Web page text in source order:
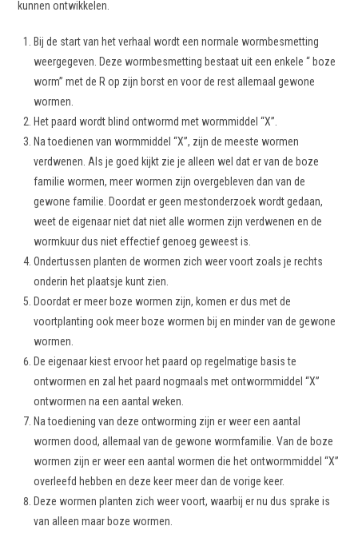
kunnen ontwikkelen.
Bij de start van het verhaal wordt een normale wormbesmetting
weergegeven. Deze wormbesmetting bestaat uit een enkele “ boze
worm” met de R op zijn borst en voor de rest allemaal gewone
wormen.
Het paard wordt blind ontwormd met wormmiddel “X”.
Na toedienen van wormmiddel “X”, zijn de meeste wormen
verdwenen. Als je goed kijkt zie je alleen wel dat er van de boze
familie wormen, meer wormen zijn overgebleven dan van de
gewone familie. Doordat er geen mestonderzoek wordt gedaan,
weet de eigenaar niet dat niet alle wormen zijn verdwenen en de
wormkuur dus niet effectief genoeg geweest is.
Ondertussen planten de wormen zich weer voort zoals je rechts
onderin het plaatsje kunt zien.
Doordat er meer boze wormen zijn, komen er dus met de
voortplanting ook meer boze wormen bij en minder van de gewone
wormen.
De eigenaar kiest ervoor het paard op regelmatige basis te
ontwormen en zal het paard nogmaals met ontwormmiddel “X”
ontwormen na een aantal weken.
Na toediening van deze ontworming zijn er weer een aantal
wormen dood, allemaal van de gewone wormfamilie. Van de boze
wormen zijn er weer een aantal wormen die het ontwormmiddel “X”
overleefd hebben en deze keer meer dan de vorige keer.
Deze wormen planten zich weer voort, waarbij er nu dus sprake is
van alleen maar boze wormen.